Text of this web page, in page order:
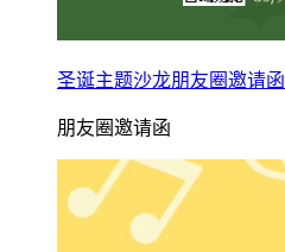
圣诞主题沙龙朋友圈邀请函
朋友圈邀请函